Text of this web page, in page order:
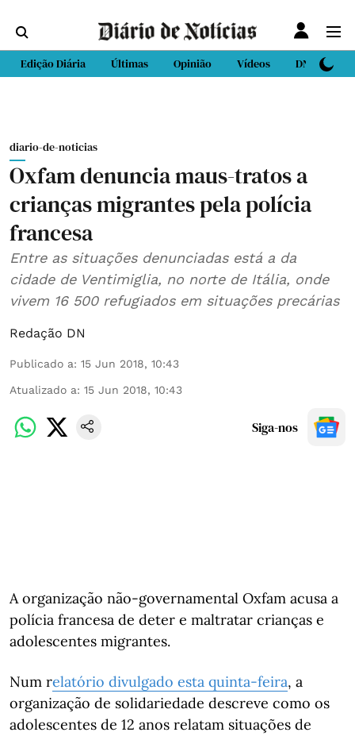
Edição Diária Últimas Opinião Vídeos DN Sport
diario-de-noticias
Oxfam denuncia maus-tratos a
crianças migrantes pela polícia
francesa
Entre as situações denunciadas está a da
cidade de Ventimiglia, no norte de Itália, onde
vivem 16 500 refugiados em situações precárias
Redação DN
Publicado a: 15 Jun 2018, 10:43
Atualizado a: 15 Jun 2018, 10:43
Siga-nos
A organização não-governamental Oxfam acusa a
polícia francesa de deter e maltratar crianças e
adolescentes migrantes.
Num relatório divulgado esta quinta-feira, a
organização de solidariedade descreve como os
adolescentes de 12 anos relatam situações de